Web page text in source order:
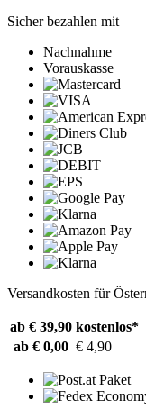
Sicher bezahlen mit
Nachnahme
Vorauskasse
Versandkosten für
ab € 39,90 kostenlos*
ab € 0,00 € 4,90